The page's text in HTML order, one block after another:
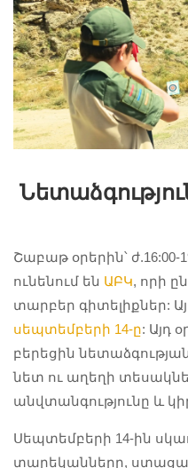
Շաբաթ օրերին՝
ունենում են ԱԲԿ, որի
տարբեր գիտելիքներ:
սեպտեմբերի 14-ը: Այդ
բերեցին
նետ ու աղեղի
անվտանգությունը և
Սեպտեմբերի 14-ին
տարեկանները,